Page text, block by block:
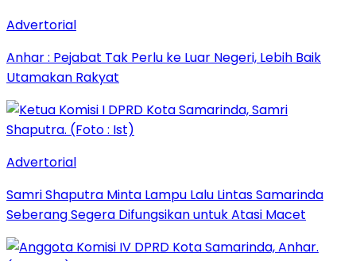
Advertorial
Anhar : Pejabat Tak Perlu ke Luar Negeri, Lebih Baik
Utamakan Rakyat
Advertorial
Samri Shaputra Minta Lampu Lalu Lintas Samarinda
Seberang Segera Difungsikan untuk Atasi Macet